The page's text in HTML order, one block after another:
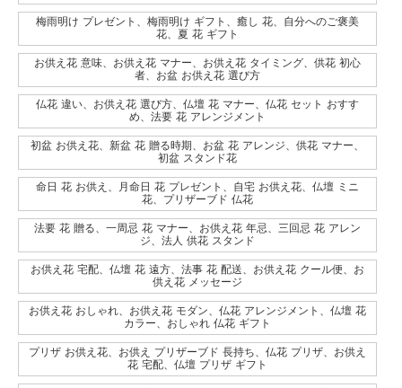
梅雨明け プレゼント、梅雨明け ギフト、癒し 花、自分へのご褒美
花、夏 花 ギフト
お供え花 意味、お供え花 マナー、お供え花 タイミング、供花 初心
者、お盆 お供え花 選び方
仏花 違い、お供え花 選び方、仏壇 花 マナー、仏花 セット おすす
め、法要 花 アレンジメント
初盆 お供え花、新盆 花 贈る時期、お盆 花 アレンジ、供花 マナー、
初盆 スタンド花
命日 花 お供え、月命日 花 プレゼント、自宅 お供え花、仏壇 ミニ
花、プリザーブド 仏花
法要 花 贈る、一周忌 花 マナー、お供え花 年忌、三回忌 花 アレン
ジ、法人 供花 スタンド
お供え花 宅配、仏壇 花 遠方、法事 花 配送、お供え花 クール便、お
供え花 メッセージ
お供え花 おしゃれ、お供え花 モダン、仏花 アレンジメント、仏壇 花
カラー、おしゃれ 仏花 ギフト
プリザ お供え花、お供え プリザーブド 長持ち、仏花 プリザ、お供え
花 宅配、仏壇 プリザ ギフト